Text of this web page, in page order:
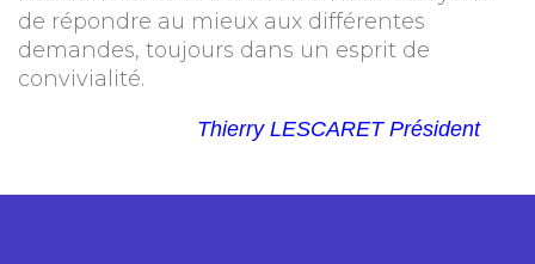
de répondre au mieux aux différentes
demandes, toujours dans un esprit de
convivialité.
Thierry LESCARET Président